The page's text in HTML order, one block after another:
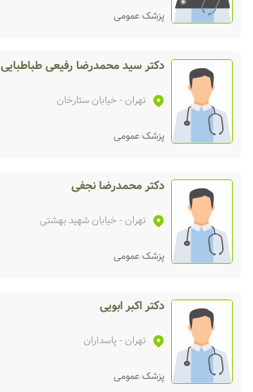
پزشک عمومی
دکتر سید محمدرضا رفیعی طباطبایی
تهران- خیابان ستارخان
پزشک عمومی
دکتر محمدرضا نجفی
تهران- خیابان شهید بهشتی
پزشک عمومی
دکتر اکبر ابویی
تهران- پاسداران
پزشک عمومی